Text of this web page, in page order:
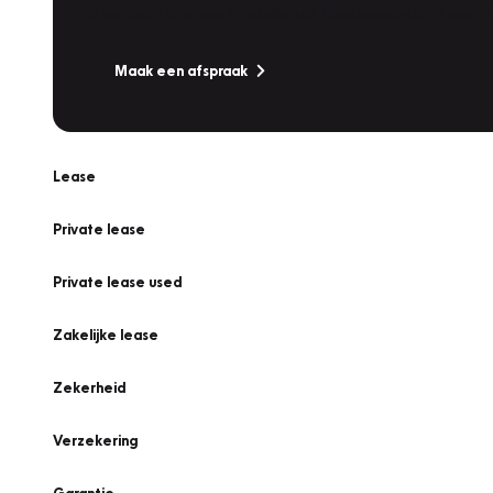
Maak een afspraak
Lease
Private lease
Private lease used
Zakelijke lease
Zekerheid
Verzekering